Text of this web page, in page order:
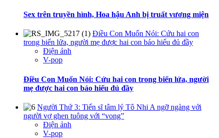
Sex trên truyền hình, Hoa hậu Anh bị truất vương miện
Điều Con Muốn Nói: Cứu hai con
trong biển lửa, người mẹ được hai con báo hiếu đủ đầy
Điện ảnh
V-pop
Điều Con Muốn Nói: Cứu hai con trong biển lửa, người
mẹ được hai con báo hiếu đủ đầy
Người Thứ 3: Tiến sĩ tâm lý Tô Nhi A ngỡ ngàng với
người vợ ghen tuông với “vong”
Điện ảnh
V-pop